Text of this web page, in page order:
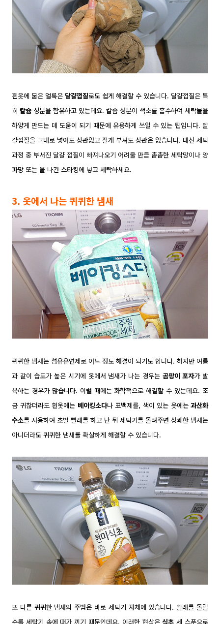
흰옷에 묻은 얼룩은 달걀껍질로도 쉽게 해결할 수 있습니다. 달걀껍질은 특
히 칼슘 성분을 함유하고 있는데요. 칼슘 성분이 색소를 흡수하여 세탁물을
하얗게 만드는 데 도움이 되기 때문에 유용하게 쓰일 수 있는 팁입니다. 달
걀껍질을 그대로 넣어도 상관없고 잘게 부셔도 상관은 없습니다. 대신 세탁
과정 중 부서진 달걀 껍질이 빠져나오기 어려울 만큼 촘촘한 세탁망이나 양
파망 또는 올 나간 스타킹에 넣고 세탁하세요.
3. 옷에서 나는 퀴퀴한 냄새
퀴퀴한 냄새는 섬유유연제로 어느 정도 해결이 되기도 합니다. 하지만 여름
과 같이 습도가 높은 시기에 옷에서 냄새가 나는 경우는 곰팡이 포자가 발
육하는 경우가 많습니다. 이럴 때에는 화학적으로 해결할 수 있는데요. 조
금 귀찮더라도 흰옷에는 베이킹소다나 표백제를, 색이 있는 옷에는과산화
수소를 사용하여 초벌 빨래를 하고 난 뒤 세탁기를 돌려주면 상쾌한 냄새는
아니더라도 퀴퀴한 냄새를 확실하게 해결할 수 있습니다.
또 다른 퀴퀴한 냄새의 주범은 바로 세탁기 자체에 있습니다. 빨래를 돌릴
수록 세탁기 속에 때가 끼기 때문인데요. 이러한 현상은식초 세 스푼으로